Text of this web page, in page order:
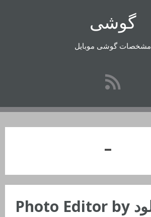
گوشی
مشخصات گوشی موبایل
–
دانلود Photo Editor by